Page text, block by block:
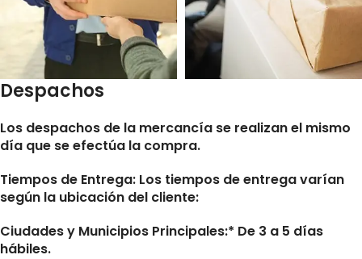
Despachos
Los despachos de la mercancía se realizan el mismo
día que se efectúa la compra.
Tiempos de Entrega: Los tiempos de entrega varían
según la ubicación del cliente:
Ciudades y Municipios Principales:* De 3 a 5 días
hábiles.